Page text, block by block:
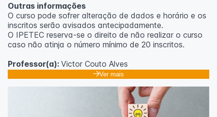
Outras informações
O curso pode sofrer alteração de dados e horário e os
inscritos serão avisados ​​antecipadamente.
O IPETEC reserva-se o direito de não realizar o curso
caso não atinja o número mínimo de 20 inscritos.
Professor(a): Victor Couto Alves
Ver mais